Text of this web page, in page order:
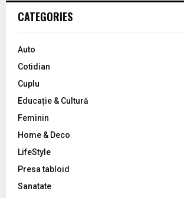
h
o
:
CATEGORIES
Auto
Cotidian
Cuplu
Educație & Cultură
Feminin
Home & Deco
LifeStyle
Presa tabloid
Sanatate